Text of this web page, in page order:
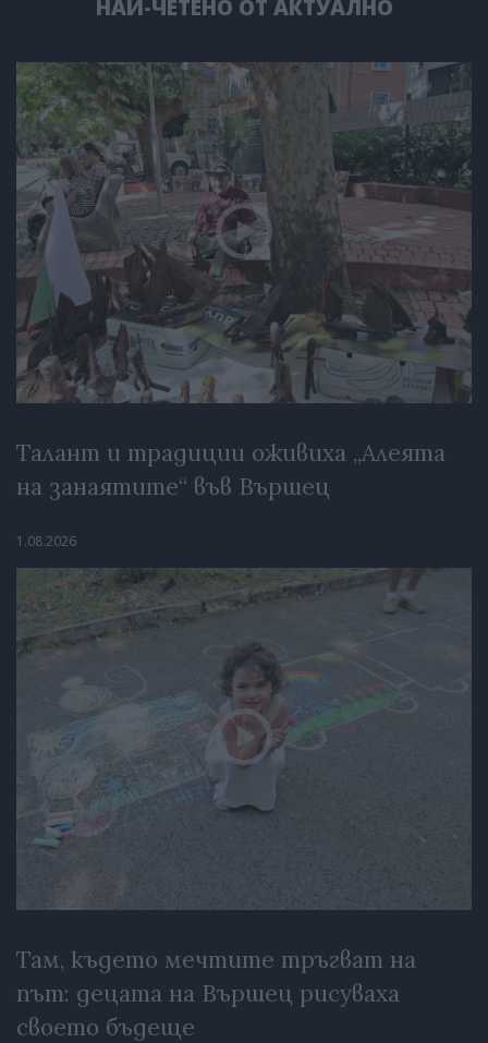
НАЙ-ЧЕТЕНО ОТ АКТУАЛНО
Талант и традиции оживиха „Алеята
на занаятите“ във Вършец
1.08.2026
Там, където мечтите тръгват на
път: децата на Вършец рисуваха
своето бъдеще